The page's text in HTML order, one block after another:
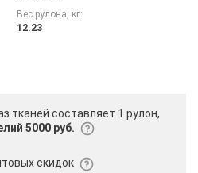
Вес рулона, кг:
12.23
тканей составляет 1 рулон,
5000 руб.
скидок